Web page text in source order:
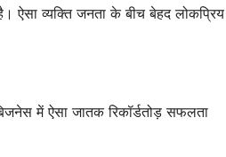
ऐसा व्यक्ति जनता के बीच बेहद लोकप्रिय
में ऐसा जातक रिकॉर्डतोड़ सफलता